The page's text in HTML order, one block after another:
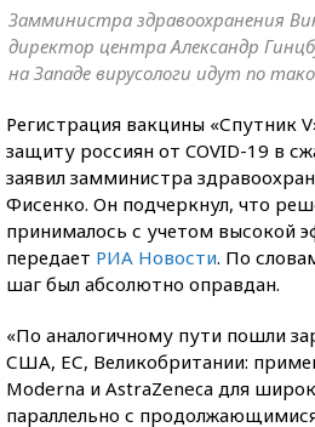
Замминистра здравоохранения
директор центра Александр
на Западе вирусологи идут по
Регистрация вакцины «Спутник
защиту россиян от COVID-19 в
заявил замминистра
Фисенко. Он подчеркнул, что
принималось с учетом высокой
передает РИА Новости. По
шаг был абсолютно оправдан.
«По аналогичному пути пошли
США, ЕС, Великобритании:
Moderna и AstraZeneca для
параллельно с